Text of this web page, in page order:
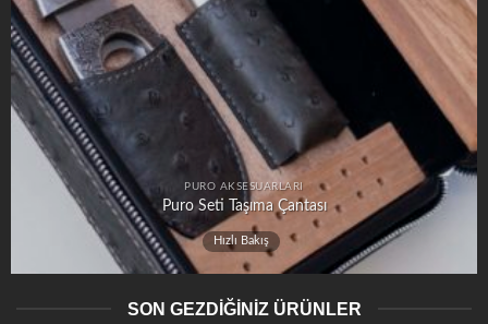
PURO AKSESUARLARI
Puro Seti Taşıma Çantası
Hızlı Bakış
SON GEZDİĞİNİZ ÜRÜNLER